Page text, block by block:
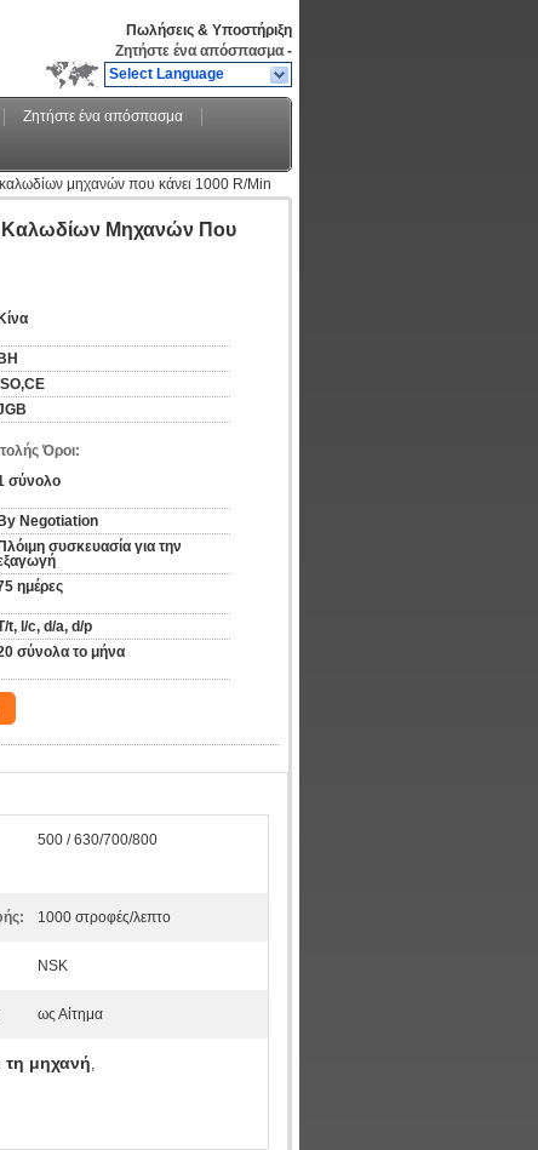
Πωλήσεις & Υποστήριξη
Ζητήστε ένα απόσπασμα -
Select Language
Ζητήστε ένα απόσπασμα
μηχανών που κάνει 1000 R/Min
Καλωδίων Μηχανών Που
Κίνα
BH
ISO,CE
Όροι:
σύνολο
By Negotiation
Πλόιμη συσκευασία για την
ημέρες
t, l/c, d/a, d/p
σύνολα το μήνα
500 / 630/700/800
1000 στροφές/λεπτο
NSK
ως Αίτημα
μηχανή,